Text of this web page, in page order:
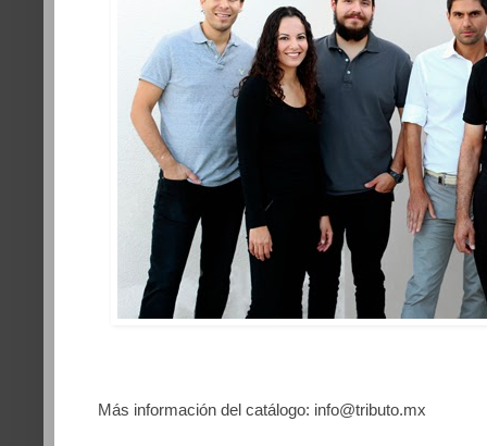
Más información del catálogo: info@tributo.mx